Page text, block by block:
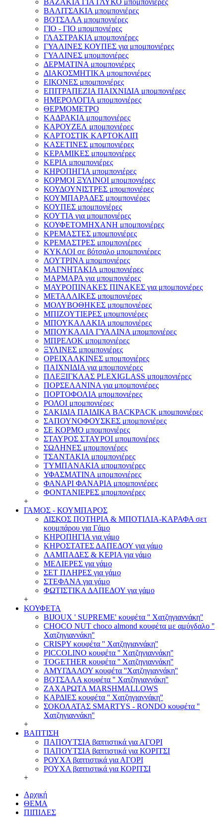
ΒΑΖΑΚΙΑ ΓΙΑ ΓΛΥΚΟ μπομπονιέρες
ΒΑΛΙΤΣΑΚΙΑ μπομπονιέρες
ΒΟΤΣΑΛΑ μπομπονιέρες
ΓΙΟ - ΓΙΟ μπομπονιέρες
ΓΛΑΣΤΡΑΚΙΑ μπομπονιέρες
ΓΥΑΛΙΝΕΣ ΚΟΥΠΕΣ για μπομπονιέρες
ΓΥΑΛΙΝΕΣ μπομπονιέρες
ΔΕΡΜΑΤΙΝΑ μπομπονιέρες
ΔΙΑΚΟΣΜΗΤΙΚΑ μπομπονιέρες
ΕΙΚΟΝΕΣ μπομπονιέρες
ΕΠΙΤΡΑΠΕΖΙΑ ΠΑΙΧΝΙΔΙΑ μπομπονιέρες
ΗΜΕΡΟΛΟΓΙΑ μπομπονιέρες
ΘΕΡΜΟΜΕΤΡΟ
ΚΑΔΡΑΚΙΑ μπομπονιέρες
ΚΑΡΟΥΖΕΛ μπομπονιέρες
ΚΑΡΤΟΣΤΙΚ ΚΑΡΤΟΚΛΙΠ
ΚΑΣΕΤΙΝΕΣ μπομπονιέρες
ΚΕΡΑΜΙΚΕΣ μπομπονιέρες
ΚΕΡΙΑ μπομπονιέρες
ΚΗΡΟΠΗΓΙΑ μπομπονιέρες
ΚΟΡΜΟΙ ΞΥΛΙΝΟΙ μπομπονιέρες
ΚΟΥΔΟΥΝΙΣΤΡΕΣ μπομπονιέρες
ΚΟΥΜΠΑΡΑΔΕΣ μπομπονιέρες
ΚΟΥΠΕΣ μπομπονιέρες
ΚΟΥΤΙΑ για μπομπονιέρες
ΚΟΥΦΕΤΟΜΗΧΑΝΗ μπομπονιέρες
ΚΡΕΜΑΣΤΕΣ μπομπονιέρες
ΚΡΕΜΑΣΤΡΕΣ μπομπονιέρες
ΚΥΚΛΟΙ σε βότσαλο μπομπονιέρες
ΛΟΥΤΡΙΝΑ μπομπονιέρες
ΜΑΓΝΗΤΑΚΙΑ μπομπονιέρες
ΜΑΡΜΑΡΑ για μπομπονιέρες
ΜΑΥΡΟΠΙΝΑΚΕΣ ΠΙΝΑΚΕΣ για μπομπονιέρες
ΜΕΤΑΛΛΙΚΕΣ μπομπονιέρες
ΜΟΛΥΒΟΘΗΚΕΣ μπομπονιέρες
ΜΠΙΖΟΥΤΙΕΡΕΣ μπομπονιέρες
ΜΠΟΥΚΑΛΑΚΙΑ μπομπονιέρες
ΜΠΟΥΚΑΛΙΑ ΓΥΑΛΙΝΑ μπομπονιέρες
ΜΠΡΕΛΟΚ μπομπονιέρες
ΞΥΛΙΝΕΣ μπομπονιέρες
ΟΡΕΙΧΑΛΚΙΝΕΣ μπομπονιέρες
ΠΑΙΧΝΙΔΙΑ για μπομπονιέρες
ΠΛΕΞΙΓΚΛΑΣ PLEXIGLASS μπομπονιέρες
ΠΟΡΣΕΛΑΝΙΝΑ για μπομπονιέρες
ΠΟΡΤΟΦΟΛΙΑ μπομπονιέρες
ΡΟΛΟΙ μπομπονιέρες
ΣΑΚΙΔΙΑ ΠΑΙΔΙΚΑ BACKPACK μπομπονιέρες
ΣΑΠΟΥΝΟΦΟΥΣΚΕΣ μπομπονιέρες
ΣΕ ΚΟΡΜΟ μπομπονιέρες
ΣΤΑΥΡΟΣ ΣΤΑΥΡΟΙ μπομπονιέρες
ΣΩΛΗΝΕΣ μπομπονιέρες
ΤΣΑΝΤΑΚΙΑ μπομπονιέρες
ΤΥΜΠΑΝΑΚΙΑ μπομπονιέρες
ΥΦΑΣΜΑΤΙΝΑ μπομπονιέρες
ΦΑΝΑΡΙ ΦΑΝΑΡΙΑ μπομπονιέρες
ΦΟΝΤΑΝΙΕΡΕΣ μπομπονιέρες
+
ΓΑΜΟΣ - ΚΟΥΜΠΑΡΟΣ
ΔΙΣΚΟΣ ΠΟΤΗΡΙΑ & ΜΠΟΤΙΛΙΑ-ΚΑΡΑΦΑ σετ
κουμπάρου για Γάμο
ΚΗΡΟΠΗΓΙΑ για γάμο
ΚΗΡΟΣΤΑΤΕΣ ΔΑΠΕΔΟΥ για γάμο
ΛΑΜΠΑΔΕΣ & ΚΕΡΙΑ για γάμο
ΜΕΛΙΕΡΕΣ για γάμο
ΣΕΤ ΠΛΗΡΕΣ για γάμο
ΣΤΕΦΑΝΑ για γάμο
ΦΩΤΙΣΤΙΚΑ ΔΑΠΕΔΟΥ για γάμο
+
ΚΟΥΦΕΤΑ
BIJOUX ' SUPREME' κουφέτα '' Χατζηγιαννάκη''
CHOCO NUT choco almond κουφέτα με αμύγδαλο ''
Χατζηγιαννάκη''
CRISPY κουφέτα '' Χατζηγιαννάκη''
PICCOLINO κουφέτα '' Χατζηγιαννάκη''
TOGETHER κουφέτα '' Χατζηγιαννάκη''
ΑΜΥΓΔΑΛΟΥ κουφέτα ''Χατζηγιαννάκη''
ΒΟΤΣΑΛΑ κουφέτα '' Χατζηγιαννάκη''
ΖΑΧΑΡΩΤΑ MARSHMALLOWS
ΚΑΡΔΙΕΣ κουφέτα '' Χατζηγιαννάκη''
ΣΟΚΟΛΑΤΑΣ SMARTYS - RONDO κουφέτα ''
Χατζηγιαννάκη''
+
ΒΑΠΤΙΣΗ
ΠΑΠΟΥΤΣΙΑ βαπτιστικά για ΑΓΟΡΙ
ΠΑΠΟΥΤΣΙΑ βαπτιστικά για ΚΟΡΙΤΣΙ
ΡΟΥΧΑ βαπτιστικά για ΑΓΟΡΙ
ΡΟΥΧΑ βαπτιστικά για ΚΟΡΙΤΣΙ
+
Αρχική
ΘΕΜΑ
ΠΙΠΙΛΕΣ